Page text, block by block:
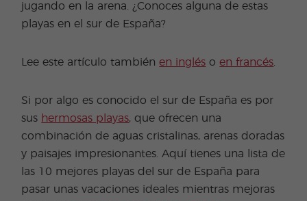
jugando en la arena. ¿Conoces alguna de estas
playas en el sur de España?
Lee este artículo tambiénen inglés oen francés
Si por algo es conocido el sur de España es por
sus hermosas playas, que ofrecen una
combinación de aguas cristalinas, arenas doradas
y paisajes impresionantes. Aquí tienes una lista de
las 10 mejores playas del sur de España para
pasar unas vacaciones ideales mientras mejoras